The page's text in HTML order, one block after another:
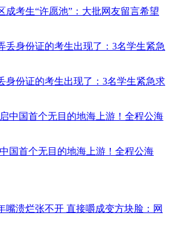
成考生“许愿池”：大批网友留言希望
身份证的考生出现了：3名学生紧急求
国首个无目的地海上游！全程公海